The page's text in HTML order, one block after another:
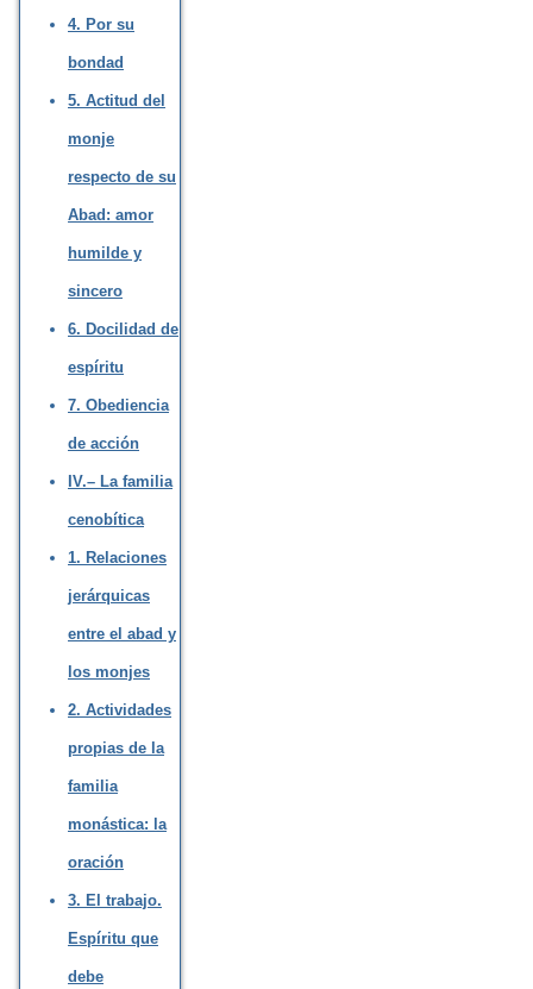
4. Por su
bondad
5. Actitud del
monje
respecto de su
Abad: amor
humilde y
sincero
6. Docilidad de
espíritu
7. Obediencia
de acción
IV.– La familia
cenobítica
1. Relaciones
jerárquicas
entre el abad y
los monjes
2. Actividades
propias de la
familia
monástica: la
oración
3. El trabajo.
Espíritu que
debe